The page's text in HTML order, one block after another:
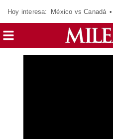
Hoy interesa: México vs Canadá